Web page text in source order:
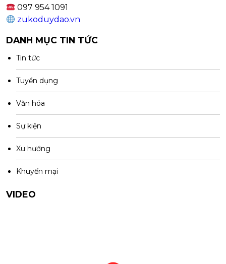
097 954 1091
zukoduydao.vn
DANH MỤC TIN TỨC
Tin tức
Tuyển dụng
Văn hóa
Sự kiện
Xu hướng
Khuyến mại
VIDEO